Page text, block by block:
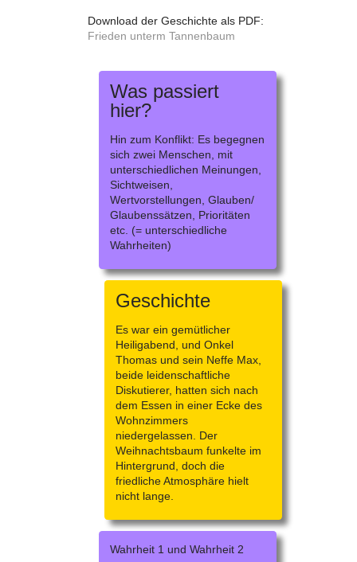
Download der Geschichte als PDF:
Frieden unterm Tannenbaum
Was passiert
hier?
Hin zum Konflikt: Es begegnen
sich zwei Menschen, mit
unterschiedlichen Meinungen,
Sichtweisen,
Wertvorstellungen, Glauben/
Glaubenssätzen, Prioritäten
etc. (= unterschiedliche
Wahrheiten)
Geschichte
Es war ein gemütlicher
Heiligabend, und Onkel
Thomas und sein Neffe Max,
beide leidenschaftliche
Diskutierer, hatten sich nach
dem Essen in einer Ecke des
Wohnzimmers
niedergelassen. Der
Weihnachtsbaum funkelte im
Hintergrund, doch die
friedliche Atmosphäre hielt
nicht lange.
Wahrheit 1 und Wahrheit 2